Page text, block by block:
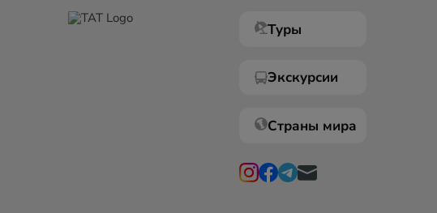
Туры
Экскурсии
Страны мира